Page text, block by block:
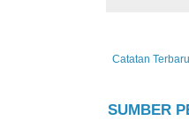
Catatan Terbaru
SUMBER